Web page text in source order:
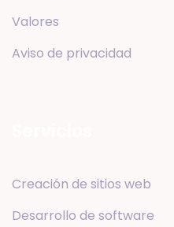
Valores
Aviso de privacidad
Creación de sitios web
Desarrollo de software